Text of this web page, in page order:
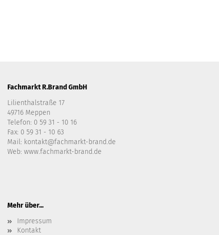
Fachmarkt R.Brand GmbH
Lilienthalstraße 17
49716 Meppen
Telefon: 0 59 31 - 10 16
Fax: 0 59 31 - 10 63
Mail: kontakt@fachmarkt-brand.de
Web: www.fachmarkt-brand.de
Mehr über...
Impressum
Kontakt